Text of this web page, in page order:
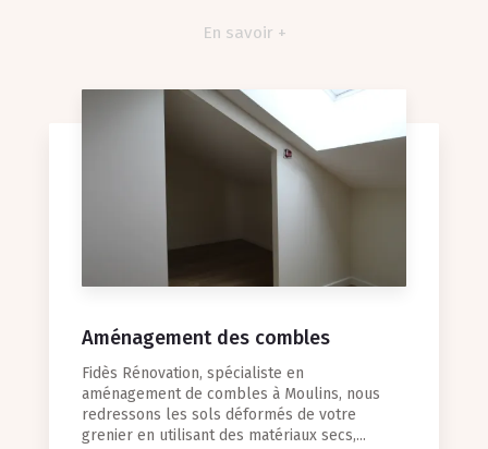
En savoir +
Aménagement des combles
Fidès Rénovation, spécialiste en
aménagement de combles à Moulins, nous
redressons les sols déformés de votre
grenier en utilisant des matériaux secs,...